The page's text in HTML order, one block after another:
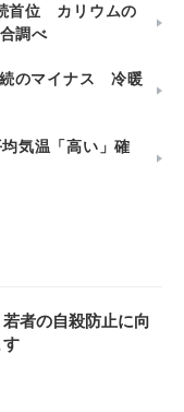
首位 カリウムの
調べ
のマイナス 冷暖
気温「高い」確
者の自殺防止に向
す